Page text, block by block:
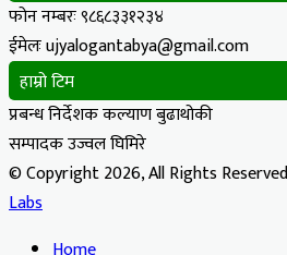
फोन नम्बरः ९८६८३३१२३४
ईमेलः ujyalogantabya@gmail.com
हाम्रो टिम
प्रबन्ध निर्देशक कल्याण बुढाथोकी
सम्पादक उज्वल घिमिरे
© Copyright 2026, All Rights
Labs